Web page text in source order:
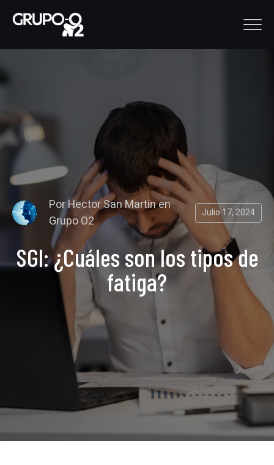
PorHector San Martinen
Grupo O2
Julio 17, 2024
SGI: ¿Cuáles son los tipos de
fatiga?